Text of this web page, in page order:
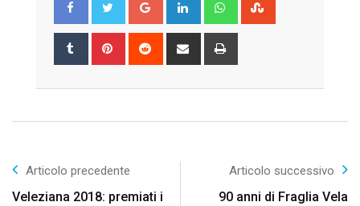
Tumblr Pinterest Reddit
Share
Articolo precedente
Veleziana 2018: premiati i
Articolo successivo
90 anni di Fraglia Vela